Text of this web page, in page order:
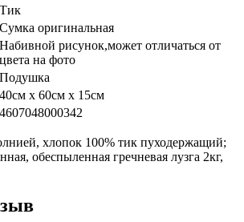
Тик
Сумка оригинальная
Набивной рисунок,может отличаться от
цвета на фото
Подушка
40см х 60см х 15см
4607048000342
хлопок 100% тик пуходержащий;
обеспыленная гречневая лузга 2кг,